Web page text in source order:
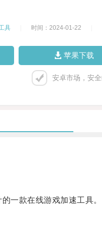
具 时间：2024-01-22
苹果下载
安卓市场，安
一款在线游戏加速工具。